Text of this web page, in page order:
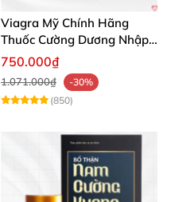
Viagra Mỹ Chính Hãng
Thuốc Cường Dương Nhập
Khẩu Chính Ngạch
750.000₫
1.071.000₫
-30%
(850)